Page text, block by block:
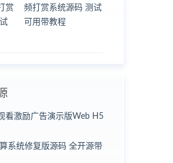
频打赏系统源码 测试
可用带教程
看激励广告演示版Web H5
系统修复版源码 全开源带